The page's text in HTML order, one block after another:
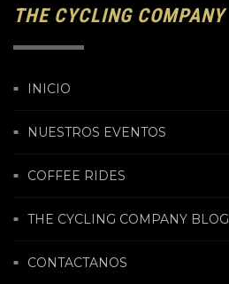
THE CYCLING COMPANY
INICIO
NUESTROS EVENTOS
COFFEE RIDES
THE CYCLING COMPANY BLOG
CONTACTANOS